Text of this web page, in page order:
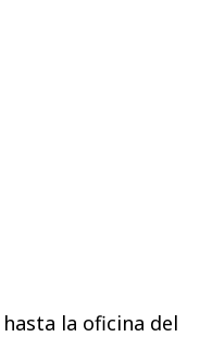
la oficina del